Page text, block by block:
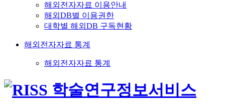
해외전자자료 이용안내
해외DB별 이용권한
대학별 해외DB 구독현황
해외전자자료 통계
해외전자자료 통계